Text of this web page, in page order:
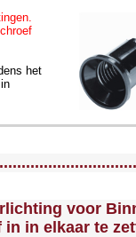
het
--><!-- MakeFullWidth17 --><!-- MakeFullWidth18 --><!-- MakeFullWidth19 -->
voor
in in elkaar te